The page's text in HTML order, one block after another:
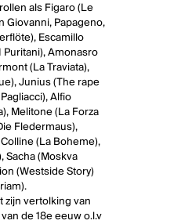
als Figaro (Le
Giovanni, Papageno,
Escamillo
Puritani), Amonasro
(La Traviata),
Junius (The rape
Alfio
Melitone (La Forza
Fledermaus),
(La Boheme),
Sacha (Moskva
(Westside Story)
zijn vertolking van
de 18e eeuw o.l.v